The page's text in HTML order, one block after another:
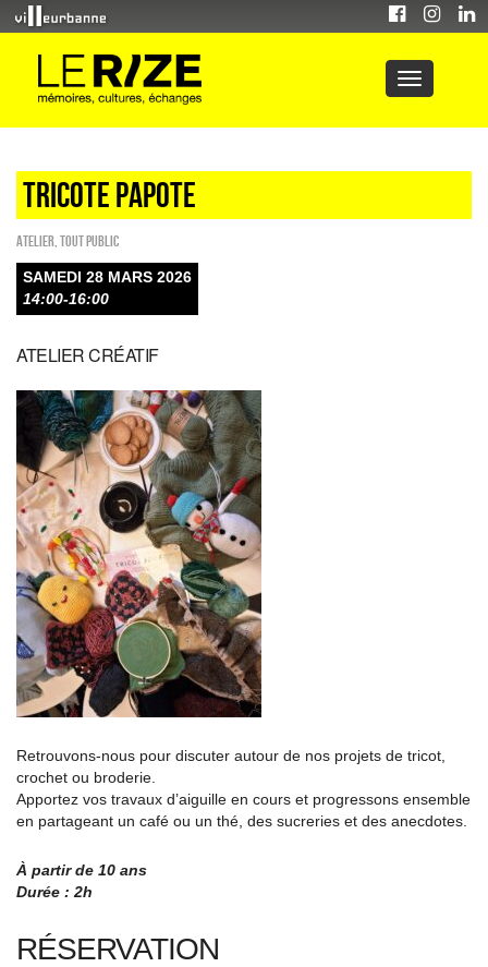
TRICOTE PAPOTE
Atelier Tout public
SAMEDI 28 MARS 2026
14:00-16:00
ATELIER CRÉATIF
Retrouvons-nous pour discuter autour de nos projets de tricot,
crochet ou broderie.
Apportez vos travaux d’aiguille en cours et progressons ensemble
en partageant un café ou un thé, des sucreries et des anecdotes.
À partir de 10 ans
Durée : 2h
RÉSERVATION